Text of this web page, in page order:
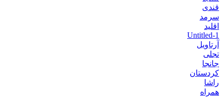
قندی
سرمد
اقلید
Untitled-1
آرتاویل
تجلی
جانجا
کردستان
راشا
همراه